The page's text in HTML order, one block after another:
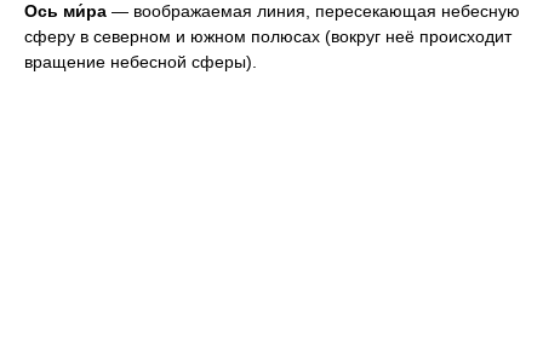
Ось ми́ра — воображаемая линия, пересекающая небесную
сферу в северном и южном полюсах (вокруг неё происходит
вращение небесной сферы).